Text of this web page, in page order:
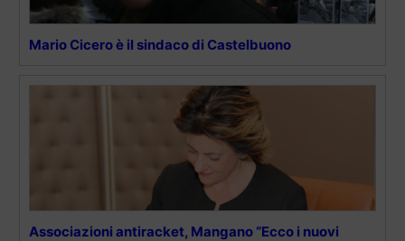
Mario Cicero è il sindaco di Castelbuono
Associazioni antiracket, Mangano “Ecco i nuovi